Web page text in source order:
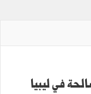
في ليبيا